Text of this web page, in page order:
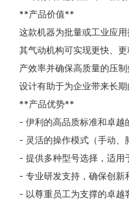
**产品价值**
这款机器为批量或工业应用
其气动机构可实现更快、
产效率并确保高质量的压
设计有助于为企业带来长期
**产品优势**
- 伊利的高品质标准和卓越
- 灵活的操作模式（手动、
- 提供多种型号选择，适用
- 专业研发支持，确保创新
- 以尊重员工为支撑的卓越